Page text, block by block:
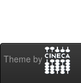
Theme by